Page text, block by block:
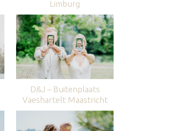
Limburg
D&J – Buitenplaats
Vaeshartelt Maastricht